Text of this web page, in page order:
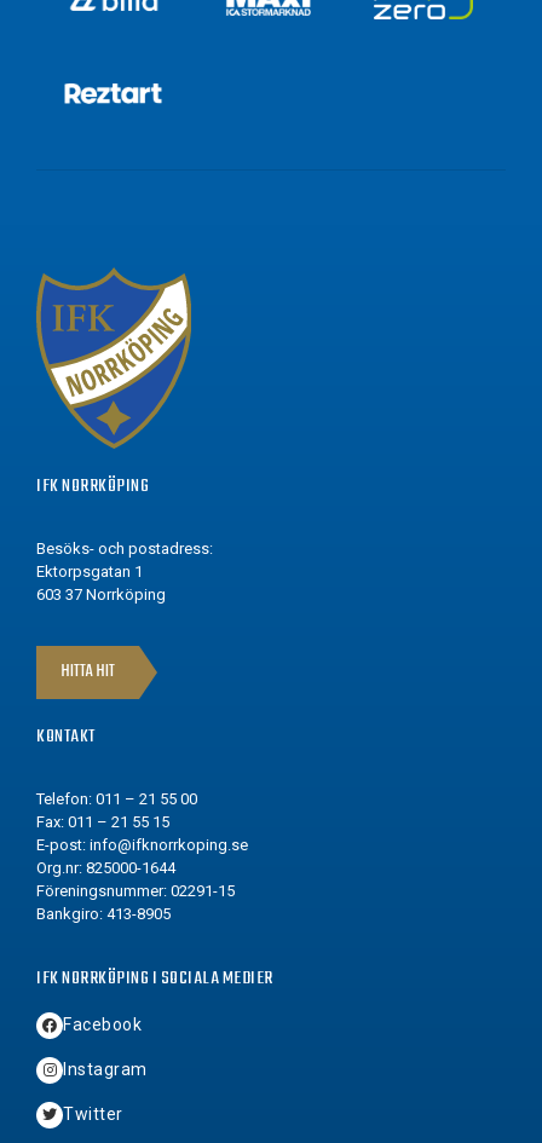
IFK NORRKÖPING
Besöks- och postadress:
Ektorpsgatan 1
603 37 Norrköping
HITTA HIT
KONTAKT
Telefon: 011 – 21 55 00
Fax: 011 – 21 55 15
E-post: info@ifknorrkoping.se
Org.nr: 825000-1644
Föreningsnummer: 02291-15
Bankgiro: 413-8905
IFK NORRKÖPING I SOCIALA MEDIER
Facebook
Instagram
Twitter